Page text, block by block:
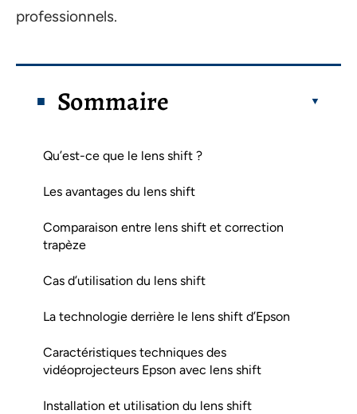
professionnels.
Sommaire
Qu’est-ce que le lens shift ?
Les avantages du lens shift
Comparaison entre lens shift et correction
trapèze
Cas d’utilisation du lens shift
La technologie derrière le lens shift d’Epson
Caractéristiques techniques des
vidéoprojecteurs Epson avec lens shift
Installation et utilisation du lens shift